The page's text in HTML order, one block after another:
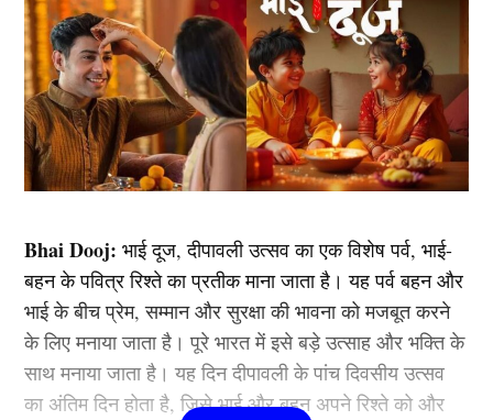
Bhai Dooj: भाई दूज, दीपावली उत्सव का एक विशेष पर्व, भाई-
बहन के पवित्र रिश्ते का प्रतीक माना जाता है। यह पर्व बहन और
भाई के बीच प्रेम, सम्मान और सुरक्षा की भावना को मजबूत करने
के लिए मनाया जाता है। पूरे भारत में इसे बड़े उत्साह और भक्ति के
साथ मनाया जाता है। यह दिन दीपावली के पांच दिवसीय उत्सव
का अंतिम दिन होता है, जिसे भाई और बहन अपने रिश्ते को और